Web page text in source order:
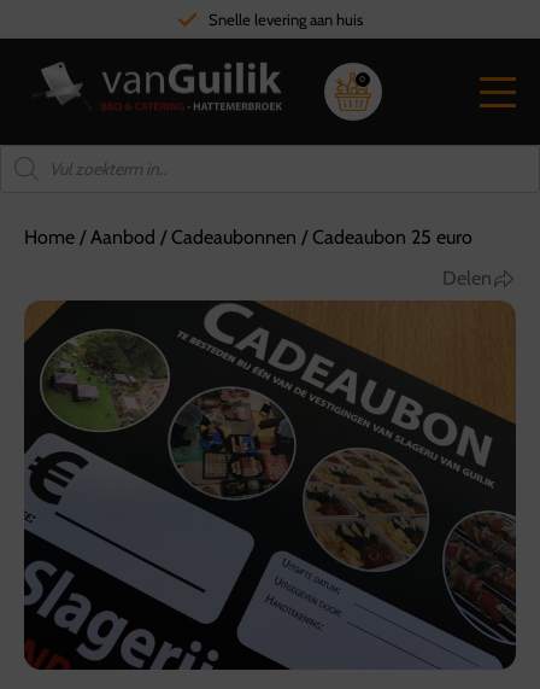
Snelle levering aan huis
0
Home /Aanbod /Cadeaubonnen /Cadeaubon 25 euro
Delen